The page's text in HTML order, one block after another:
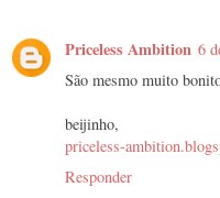
Priceless Ambition 6
São mesmo muito
beijinho,
priceless-
Responder